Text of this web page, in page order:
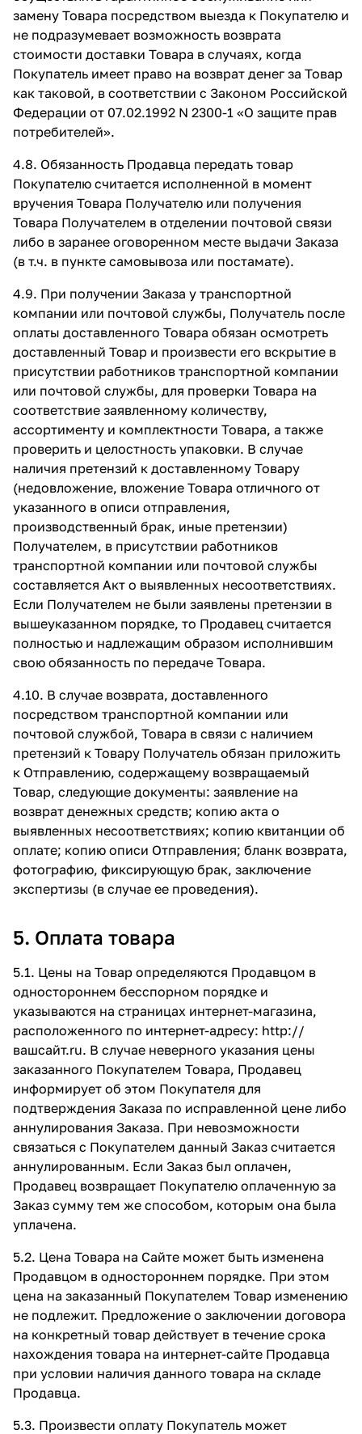
замену Товара посредством выезда к Покупателю и
не подразумевает возможность возврата
стоимости доставки Товара в случаях, когда
Покупатель имеет право на возврат денег за Товар
как таковой, в соответствии с Законом Российской
Федерации от 07.02.1992 N 2300-1 «О защите прав
потребителей».
4.8. Обязанность Продавца передать товар
Покупателю считается исполненной в момент
вручения Товара Получателю или получения
Товара Получателем в отделении почтовой связи
либо в заранее оговоренном месте выдачи Заказа
(в т.ч. в пункте самовывоза или постамате).
4.9. При получении Заказа у транспортной
компании или почтовой службы, Получатель после
оплаты доставленного Товара обязан осмотреть
доставленный Товар и произвести его вскрытие в
присутствии работников транспортной компании
или почтовой службы, для проверки Товара на
соответствие заявленному количеству,
ассортименту и комплектности Товара, а также
проверить и целостность упаковки. В случае
наличия претензий к доставленному Товару
(недовложение, вложение Товара отличного от
указанного в описи отправления,
производственный брак, иные претензии)
Получателем, в присутствии работников
транспортной компании или почтовой службы
составляется Акт о выявленных несоответствиях.
Если Получателем не были заявлены претензии в
вышеуказанном порядке, то Продавец считается
полностью и надлежащим образом исполнившим
свою обязанность по передаче Товара.
4.10. В случае возврата, доставленного
посредством транспортной компании или
почтовой службой, Товара в связи с наличием
претензий к Товару Получатель обязан приложить
к Отправлению, содержащему возвращаемый
Товар, следующие документы: заявление на
возврат денежных средств; копию акта о
выявленных несоответствиях; копию квитанции об
оплате; копию описи Отправления; бланк возврата,
фотографию, фиксирующую брак, заключение
экспертизы (в случае ее проведения).
5. Оплата товара
5.1. Цены на Товар определяются Продавцом в
одностороннем бесспорном порядке и
указываются на страницах интернет-магазина,
расположенного по интернет-адресу: http://
вашсайт.ru. В случае неверного указания цены
заказанного Покупателем Товара, Продавец
информирует об этом Покупателя для
подтверждения Заказа по исправленной цене либо
аннулирования Заказа. При невозможности
связаться с Покупателем данный Заказ считается
аннулированным. Если Заказ был оплачен,
Продавец возвращает Покупателю оплаченную за
Заказ сумму тем же способом, которым она была
уплачена.
5.2. Цена Товара на Сайте может быть изменена
Продавцом в одностороннем порядке. При этом
цена на заказанный Покупателем Товар изменению
не подлежит. Предложение о заключении договора
на конкретный товар действует в течение срока
нахождения товара на интернет-сайте Продавца
при условии наличия данного товара на складе
Продавца.
5.3. Произвести оплату Покупатель может